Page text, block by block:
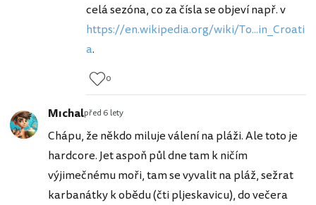
celá sezóna, co za čísla se objeví např. v
https://en.wikipedia.org/wiki/To...in_Croati
a.
0
Mıchalpřed 6 lety
Chápu, že někdo miluje válení na pláži. Ale toto je
hardcore. Jet aspoň půl dne tam k ničím
výjimečnému moři, tam se vyvalit na pláž, sežrat
karbanátky k obědu (čti pljeskavicu), do večera